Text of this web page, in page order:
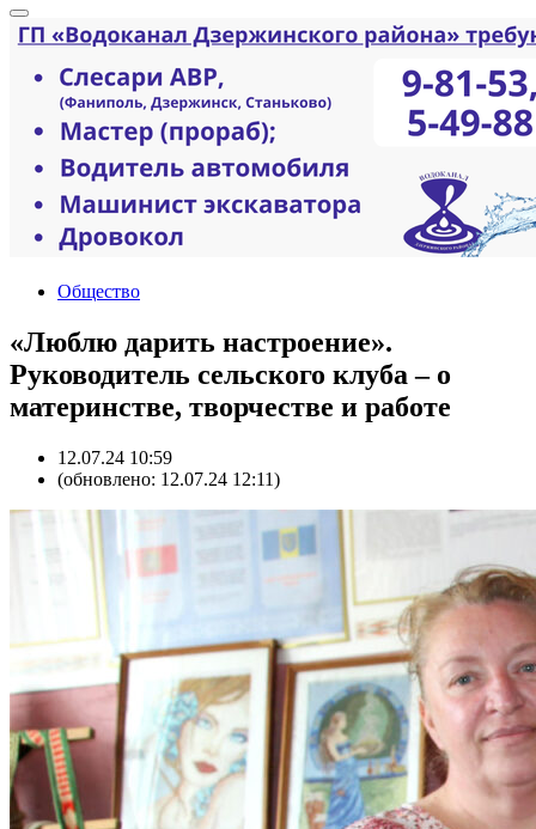
Общество
«Люблю дарить настроение».
Руководитель сельского клуба – о
материнстве, творчестве и работе
12.07.24 10:59
(обновлено: 12.07.24 12:11)